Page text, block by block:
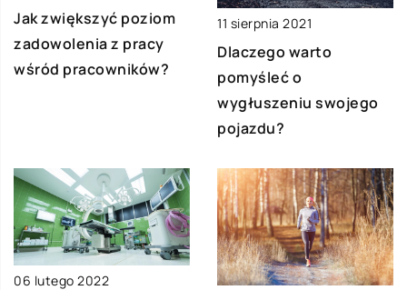
Jak zwiększyć poziom
zadowolenia z pracy
wśród pracowników?
11 sierpnia 2021
Dlaczego warto
pomyśleć o
wygłuszeniu swojego
pojazdu?
06 lutego 2022